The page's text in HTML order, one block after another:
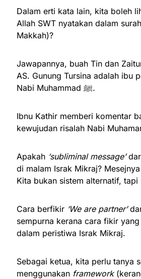
Dalam erti kata lain, kita boleh
Allah SWT nyatakan dalam
Makkah)?
Jawapannya, buah Tin dan
AS. Gunung Tursina adalah ibu
Nabi Muhammad ﷺ.
Ibnu Kathir memberi komentar
Apakah ‘subliminal message’
di malam Israk Mikraj?
Kita bukan sistem alternatif,
Cara berfikir ‘We are partner’
sempurna kerana cara fikir
dalam peristiwa Israk Mikraj.
Sebagai ketua, kita perlu tanya
menggunakan framework